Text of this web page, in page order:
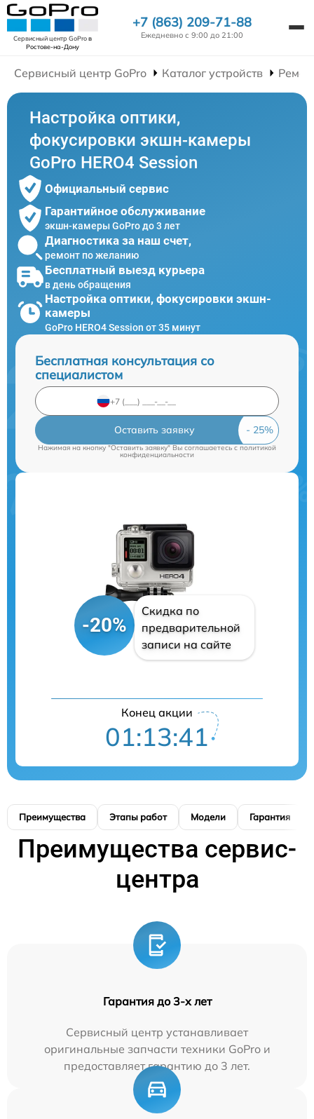
Сервисный центр GoProв
Ростове-на-Дону
+7 (863) 209-71-88
Ежедневно с 9:00 до 21:00
Сервисный центр GoPro Каталог устройств
Настройка оптики,
фокусировки экшн-камеры
GoPro HERO4 Session
Официальный сервис
Гарантийное обслуживание
экшн-камеры GoPro до 3 лет
Диагностика за наш счет,
ремонт по желанию
Бесплатный выезд курьера
в день обращения
Настройка оптики, фокусировки экшн-
камеры
GoPro HERO4 Session от 35 минут
Бесплатная консультация со
специалистом
Оставить заявку
Нажимая на кнопку "Оставить заявку" Вы соглашаетесь c политикой
конфиденциальности
-20%
Скидка по
предварительной
записи на сайте
Конец акции
01:13:41
Преимущества Этапы работ Модели Гарантия
Преимущества сервис-
центра
Гарантия до 3-х лет
Сервисный центр устанавливает
оригинальные запчасти техники GoPro и
предоставляет гарантию до 3 лет.